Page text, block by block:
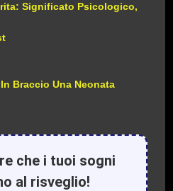
Significato Psicologico,
Braccio Una Neonata
che i tuoi sogni
al risveglio!